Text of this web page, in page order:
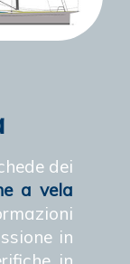
dei
a vela
in